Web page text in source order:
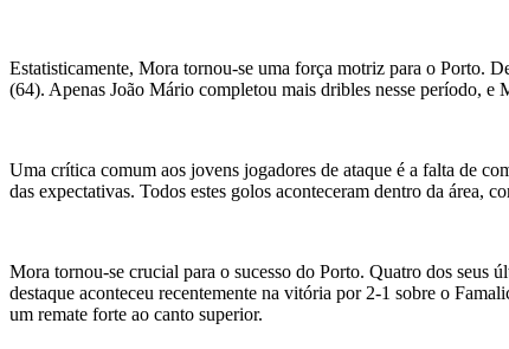
Estatisticamente, Mora tornou-se uma força motriz para o Porto.
(64). Apenas João Mário completou mais dribles nesse período,
Uma crítica comum aos jovens jogadores de ataque é a falta de
das expectativas. Todos estes golos aconteceram dentro da área,
Mora tornou-se crucial para o sucesso do Porto. Quatro dos
destaque aconteceu recentemente na vitória por 2-1 sobre o
um remate forte ao canto superior.